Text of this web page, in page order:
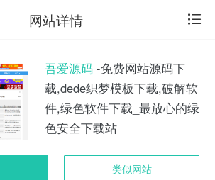
网站详情
吾爱源码-免费网站源码下
载,dede织梦模板下载,破解软
件,绿色软件下载_最放心的绿
色安全下载站
类似网站